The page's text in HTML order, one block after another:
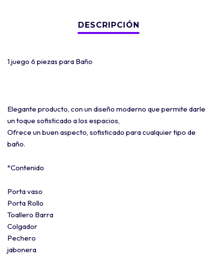
1 juego 6 piezas para Baño
Elegante producto, con un diseño moderno que permite darle
un toque sofisticado a los espacios,
Ofrece un buen aspecto, sofisticado para cualquier tipo de
baño.
*Contenido
Porta vaso
Porta Rollo
Toallero Barra
Colgador
Pechero
jabonera